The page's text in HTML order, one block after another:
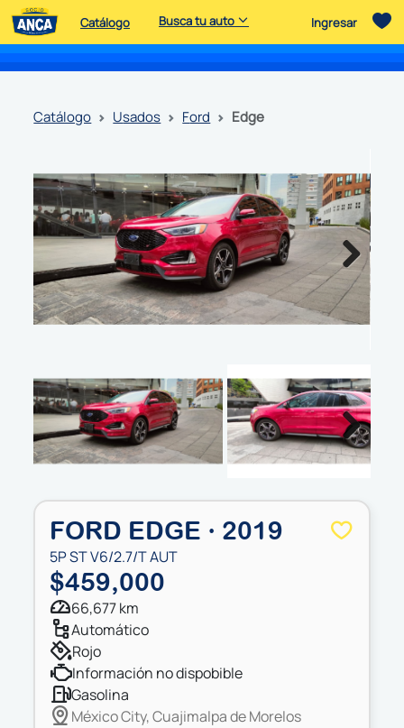
Catálogo Busca tu auto Ingresar
catálogo usados ford edge
Next
Next
FORD EDGE · 2019
5P ST V6/2.7/T AUT
$459,000
66,677 km
automático
rojo
información no dispobible
gasolina
México City, Cuajimalpa de Morelos